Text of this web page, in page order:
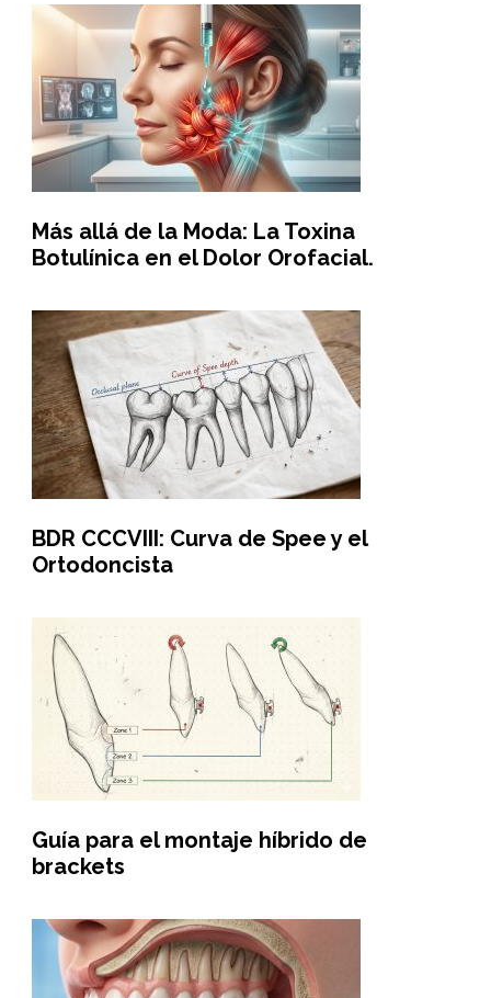
Más allá de la Moda: La Toxina
Botulínica en el Dolor Orofacial.
BDR CCCVIII: Curva de Spee y el
Ortodoncista
Guía para el montaje híbrido de
brackets